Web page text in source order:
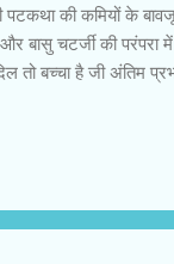
की कमियों के
बासु चटर्जी की
बच्चा है जी अंतिम
है कि उनके जीवन